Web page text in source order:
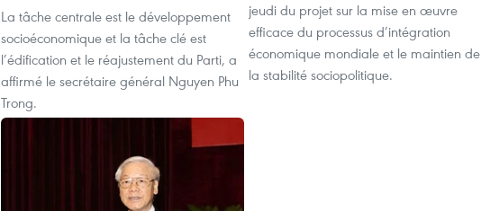
La tâche centrale est le développement
socioéconomique et la tâche clé est
l’édification et le réajustement du Parti, a
affirmé le secrétaire général Nguyen Phu
Trong.
jeudi du projet sur la mise en œuvre
efficace du processus d’intégration
économique mondiale et le maintien de
la stabilité sociopolitique.